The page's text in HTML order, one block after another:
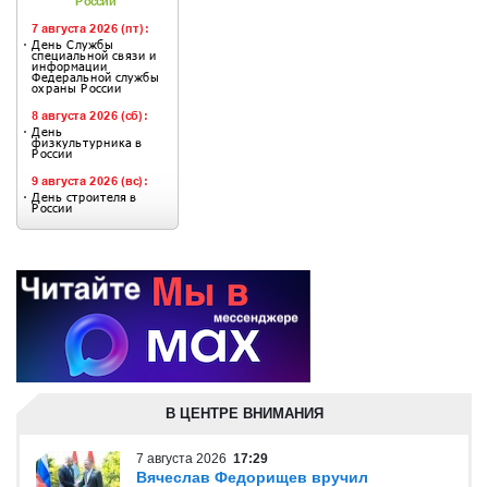
В ЦЕНТРЕ ВНИМАНИЯ
7 августа 2026 17:29
Вячеслав Федорищев вручил